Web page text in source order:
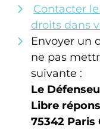
Contacter
droits dans
Envoyer un
ne pas
suivante :
Le
Libre
75342 Paris